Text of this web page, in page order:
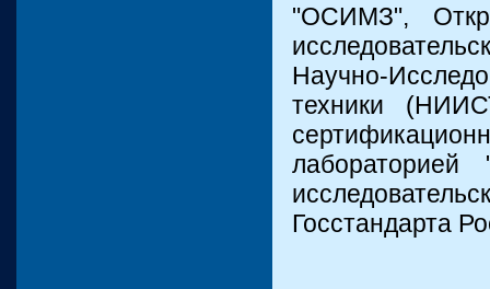
"ОСИМЗ",
Научно-
техники
лабораторией
Госстандарта